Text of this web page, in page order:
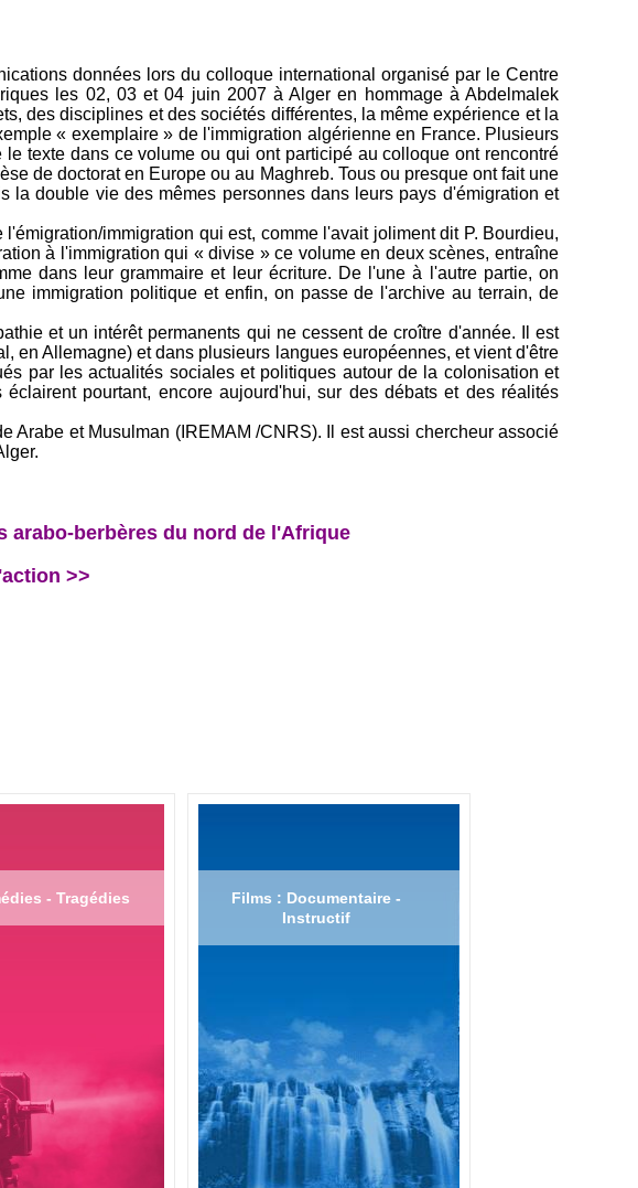
données lors du colloque international organisé par le Centre
les 02, 03 et 04 juin 2007 à Alger en hommage à Abdelmalek
des disciplines et des sociétés différentes, la même expérience et la
« exemplaire » de l'immigration algérienne en France. Plusieurs
texte dans ce volume ou qui ont participé au colloque ont rencontré
de doctorat en Europe ou au Maghreb. Tous ou presque ont fait une
double vie des mêmes personnes dans leurs pays d'émigration et
immigration qui est, comme l'avait joliment dit P. Bourdieu,
à l'immigration qui « divise » ce volume en deux scènes, entraîne
dans leur grammaire et leur écriture. De l'une à l'autre partie, on
immigration politique et enfin, on passe de l'archive au terrain, de
et un intérêt permanents qui ne cessent de croître d'année. Il est
en Allemagne) et dans plusieurs langues européennes, et vient d'être
par les actualités sociales et politiques autour de la colonisation et
pourtant, encore aujourd'hui, sur des débats et des réalités
Arabe et Musulman (IREMAM /CNRS). Il est aussi chercheur associé
arabo-berbères du nord de l'Afrique
>>
- Tragédies
Films : Documentaire -
Instructif